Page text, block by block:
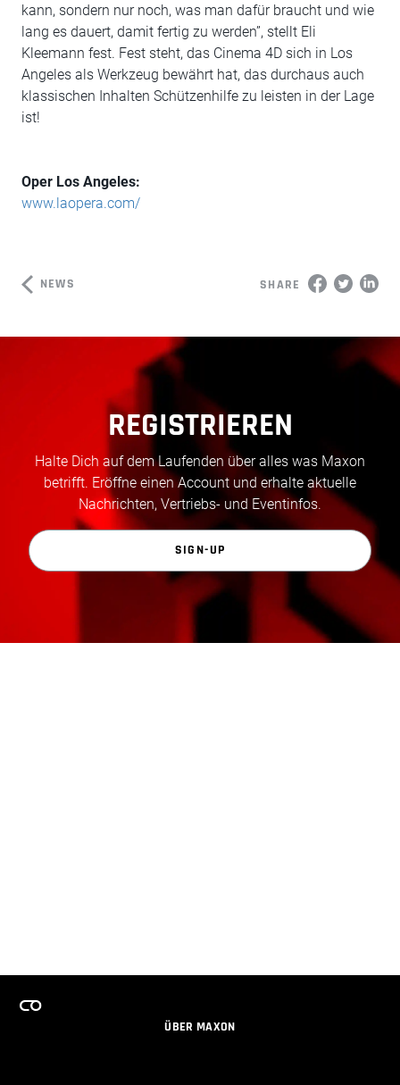
kann, sondern nur noch, was man dafür braucht und wie
lang es dauert, damit fertig zu werden”, stellt Eli
Kleemann fest. Fest steht, das Cinema 4D sich in Los
Angeles als Werkzeug bewährt hat, das durchaus auch
klassischen Inhalten Schützenhilfe zu leisten in der Lage
ist!
Oper Los Angeles:
www.laopera.com/
NEWS SHARE
REGISTRIEREN
Halte Dich auf dem Laufenden über alles was Maxon
betrifft. Eröffne einen Account und erhalte aktuelle
Nachrichten, Vertriebs- und Eventinfos.
SIGN-UP
ÜBER MAXON